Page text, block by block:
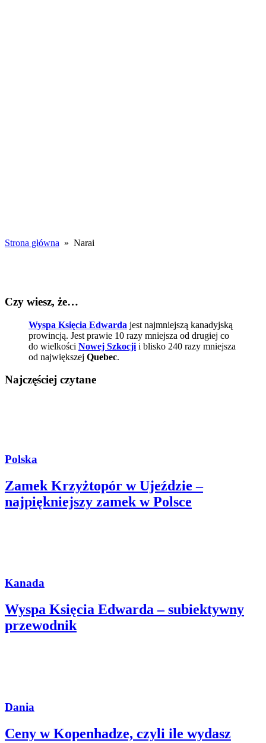
Strona główna » Narai
Czy wiesz, że…
Wyspa Księcia Edwarda jest najmniejszą kanadyjską
prowincją. Jest prawie 10 razy mniejsza od drugiej co
do wielkości Nowej Szkocji i blisko 240 razy mniejsza
od największej Quebec.
Najczęściej czytane
Polska
Zamek Krzyżtopór w Ujeździe –
najpiękniejszy zamek w Polsce
Kanada
Wyspa Księcia Edwarda – subiektywny
przewodnik
Dania
Ceny w Kopenhadze, czyli ile wydasz